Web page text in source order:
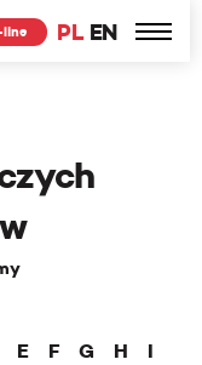
PL EN
line
E F G H
I